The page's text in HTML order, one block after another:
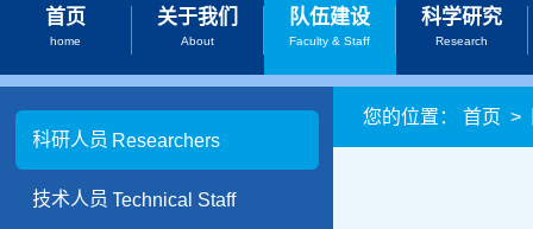
首页
home
关于我们
About
队伍建设
Faculty & Staff
科学研究
Research
科研人员 Researchers
技术人员 Technical Staff
您的位置： 首页 >